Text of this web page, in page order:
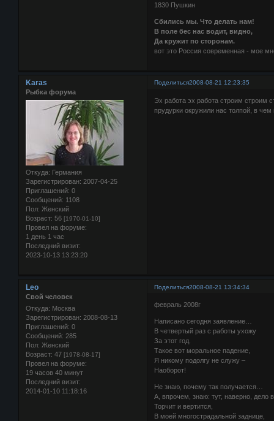
1830 Пушкин
Сбились мы. Что делать нам!
В поле бес нас водит, видно,
Да кружит по сторонам.
вот это Россия современная - мое
Поделиться2008-08-21 12:23:35
Karas
Рыбка форума
Откуда: Германия
Зарегистрирован: 2007-04-25
Приглашений: 0
Сообщений: 1108
Пол: Женский
Возраст: 56 [1970-01-10]
Провел на форуме:
1 день 1 час
Последний визит:
2023-10-13 13:23:20
Эх работа эх работа строим строим
прудурки окружили нас толпой, в
Поделиться2008-08-21 13:34:34
Leo
Свой человек
Откуда: Москва
Зарегистрирован: 2008-08-13
Приглашений: 0
Сообщений: 285
Пол: Женский
Возраст: 47 [1978-08-17]
Провел на форуме:
19 часов 40 минут
Последний визит:
2014-01-10 11:18:16
февраль 2008г
Написано сегодня заявление…
В четвертый раз с работы ухожу
За этот год.
Такое вот моральное падение,
Я никому подолгу не служу –
Наоборот!
Не знаю, почему так получается…
А, впрочем, знаю: тут, наверно, дело
Торчит и вертится,
В моей многострадальной заднице,